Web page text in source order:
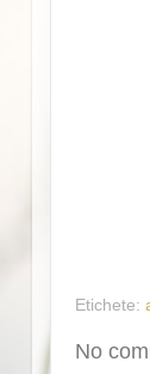
Etichete:
No